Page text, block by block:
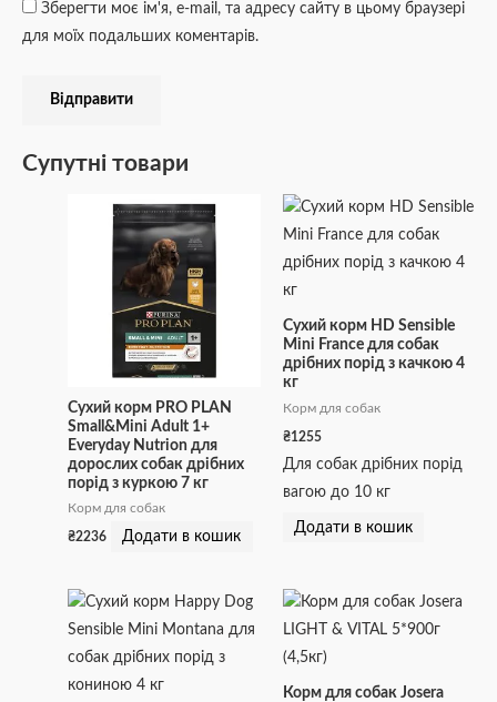
Зберегти моє ім'я, e-mail, та адресу сайту в цьому браузері
для моїх подальших коментарів.
Супутні товари
Сухий корм PRO PLAN
Small&Mini Adult 1+
Everyday Nutrion для
дорослих собак дрібних
порід з куркою 7 кг
Корм для собак
₴2236 Додати в кошик
Сухий корм HD Sensible
Mini France для собак
дрібних порід з качкою 4
кг
Корм для собак
₴1255
Для собак дрібних порід
вагою до 10 кг
Додати в кошик
Корм для собак Josera